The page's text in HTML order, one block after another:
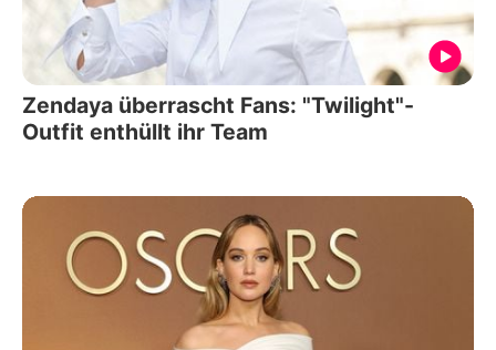
Zendaya überrascht Fans: "Twilight"-
Outfit enthüllt ihr Team